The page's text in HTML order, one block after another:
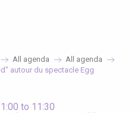
All agenda
All agenda
autour du spectacle Egg
to 11:30